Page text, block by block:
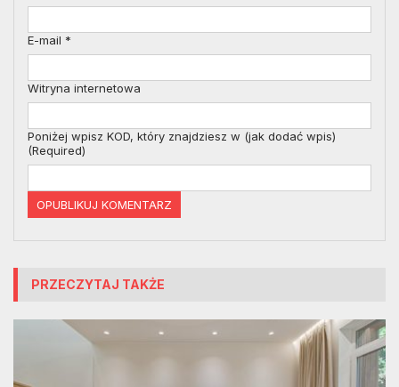
E-mail *
Witryna internetowa
Poniżej wpisz KOD, który znajdziesz w (jak dodać wpis)
(Required)
PRZECZYTAJ TAKŻE